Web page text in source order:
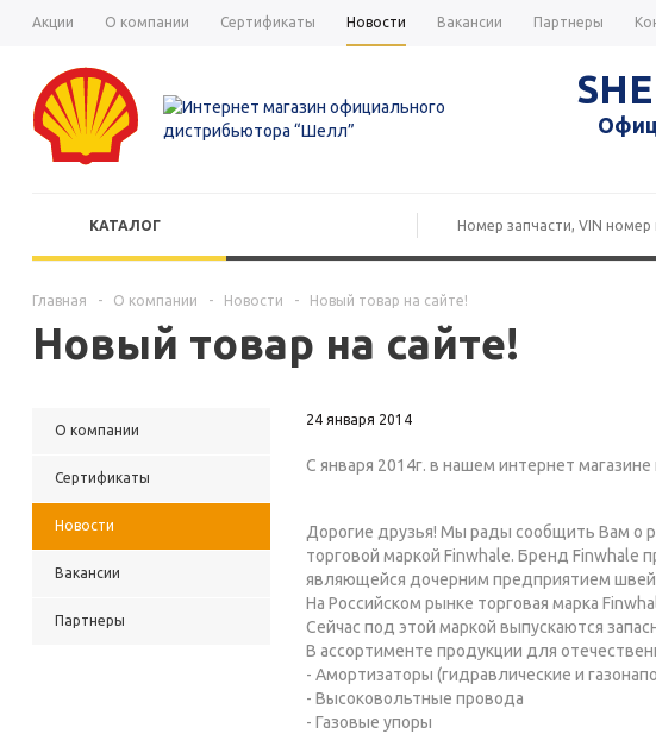
Акции О компании Сертификаты Новости Вакансии Партнеры
КАТАЛОГ
Главная - О компании - Новости - Новый товар на сайте!
Новый товар на сайте!
О компании
Сертификаты
Новости
Вакансии
Партнеры
24 января 2014
С января 2014г. в нашем интернет
Дорогие друзья! Мы рады сообщить Вам о
торговой маркой Finwhale. Бренд Finwhale
являющейся дочерним предприятием
На Российском рынке торговая марка
Сейчас под этой маркой выпускаются
В ассортименте продукции для
- Амортизаторы (гидравлические и
- Высоковольтные провода
- Газовые упоры